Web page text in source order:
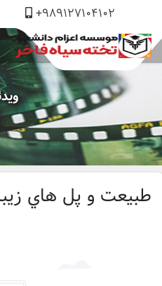
+989127104102
طبيعت و پل هاي